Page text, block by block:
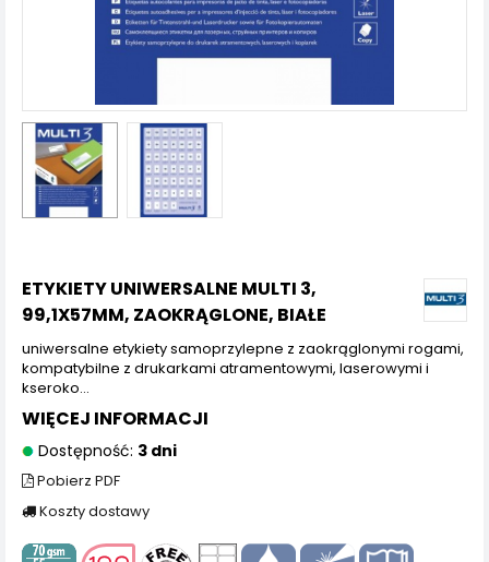
ETYKIETY UNIWERSALNE MULTI 3,
99,1X57MM, ZAOKRĄGLONE, BIAŁE
uniwersalne etykiety samoprzylepne z zaokrąglonymi rogami,
kompatybilne z drukarkami atramentowymi, laserowymi i
kseroko...
WIĘCEJ INFORMACJI
Dostępność: 3 dni
Pobierz PDF
Koszty dostawy